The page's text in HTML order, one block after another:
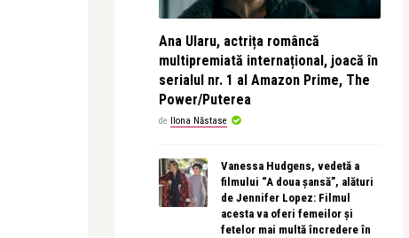
Ana Ularu, actrița româncă
multipremiată internațional, joacă în
serialul nr. 1 al Amazon Prime, The
Power/Puterea
de Ilona Năstase
Vanessa Hudgens, vedetă a
filmului “A doua șansă”, alături
de Jennifer Lopez: Filmul
acesta va oferi femeilor și
fetelor mai multă încredere în